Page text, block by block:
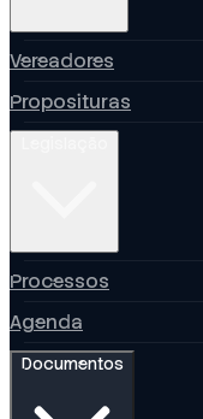
Vereadores
Proposituras
Processos
Agenda
Documentos